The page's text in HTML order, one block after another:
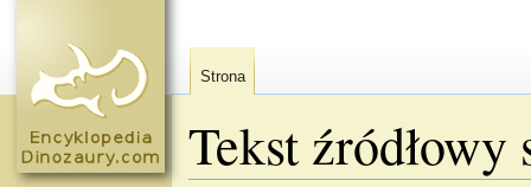
Tekst źródłowy
Strona